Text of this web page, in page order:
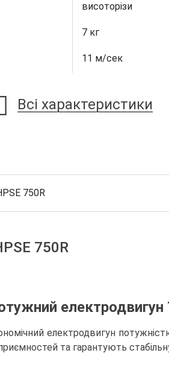
висоторізи
7 кг
11 м/сек
Всі характеристики
750R
750R
електродвигун
електродвигун
та гарантують